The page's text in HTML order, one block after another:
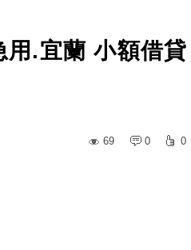
用.宜蘭 小額借貸
69
0 0